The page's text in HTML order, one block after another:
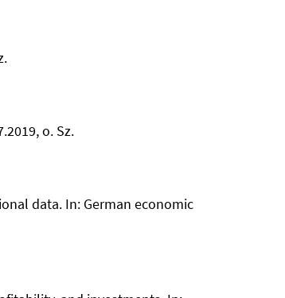
o. Sz.
data. In: German economic